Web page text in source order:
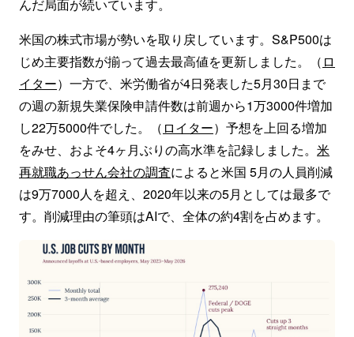
んだ局面が続いています。
米国の株式市場が勢いを取り戻しています。S&P500は
じめ主要指数が揃って過去最高値を更新しました。（ ロ
イター）一方で、米労働省が4日発表した5月30日まで
の週の新規失業保険申請件数は前週から1万3000件増加
し22万5000件でした。（ ロイター）予​想を上回る増加
をみせ、およそ4ヶ月ぶりの高水準を記録しました。 米
再就職あっせん会社の調査によると米国 5月の人員削減
は9万7000人を超え、2020年以来の5月としては最多で
す。削減理由の筆頭はAIで、全体の約4割を占めます。